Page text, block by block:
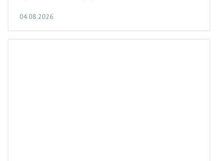
04.08.2026